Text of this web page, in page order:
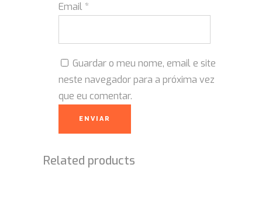
Email *
Guardar o meu nome, email e site
neste navegador para a próxima vez
que eu comentar.
Related products